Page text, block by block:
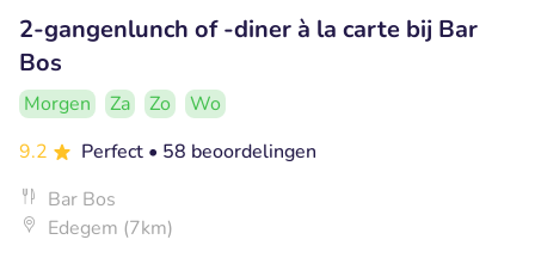
2-gangenlunch of -diner à la carte bij Bar
Bos
Morgen Za Zo
Wo
9.2
Perfect • 58 beoordelingen
Bar Bos
Edegem (7km)